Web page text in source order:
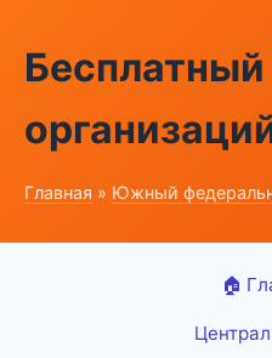
Бесплатный
Главная » Южный
🏠